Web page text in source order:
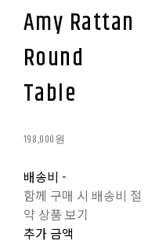
Amy Rattan
Round
Table
198,000원
배송비 -
함께 구매 시 배송비 절
약 상품 보기
추가 금액